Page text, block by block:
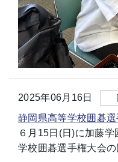
2025年06月16日
静岡県高等学校囲碁
６月15日(日)に加藤
学校囲碁選手権大会の